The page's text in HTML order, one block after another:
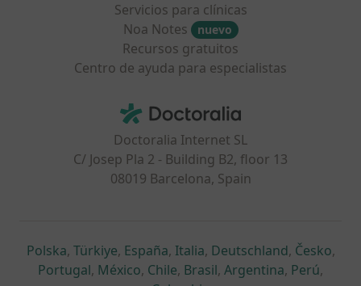
Servicios para clínicas
Noa Notes
nuevo
Recursos gratuitos
Centro de ayuda para especialistas
Doctoralia - Página de inicio
Doctoralia Internet SL
C/ Josep Pla 2 - Building B2, floor 13
08019 Barcelona, Spain
Polskase abre en una nueva pestaña
, Türkiyese abre en una nueva pestaña
, Españase abre en una nueva pestaña
, Italiase abre en una nueva
, Deutschlandse abre en
, Českose
,
Portugalse abre en una nueva pestaña
, Méxicose abre en una nueva pestaña
, Chilese abre en una nueva pestaña
, Brasilse abre en una nueva
, Argentinase abre en
, Perúse
,